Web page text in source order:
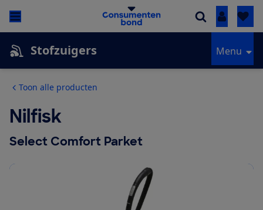
Inloggen
Stofzuigers Menu
Toon alle producten
Nilfisk
Select Comfort Parket